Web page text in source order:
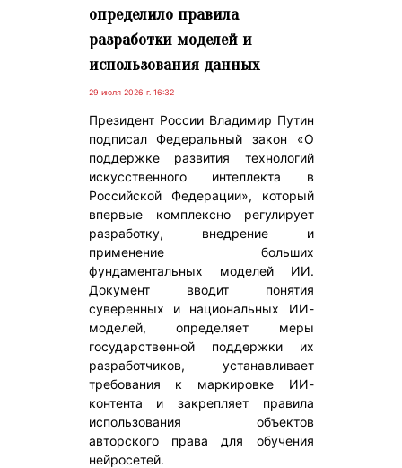
определило правила
разработки моделей и
использования данных
29 июля 2026 г. 16:32
Президент России Владимир Путин
подписал Федеральный закон «О
поддержке развития технологий
искусственного интеллекта в
Российской Федерации», который
впервые комплексно регулирует
разработку, внедрение и
применение больших
фундаментальных моделей ИИ.
Документ вводит понятия
суверенных и национальных ИИ-
моделей, определяет меры
государственной поддержки их
разработчиков, устанавливает
требования к маркировке ИИ-
контента и закрепляет правила
использования объектов
авторского права для обучения
нейросетей.